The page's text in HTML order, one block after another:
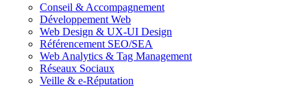
Conseil & Accompagnement
Développement Web
Web Design & UX-UI Design
Référencement SEO/SEA
Web Analytics & Tag Management
Réseaux Sociaux
Veille & e-Réputation